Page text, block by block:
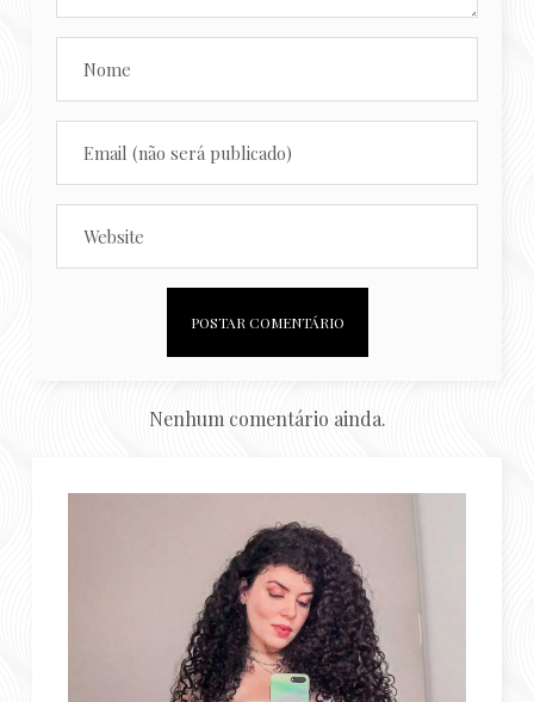
Nenhum comentário ainda.